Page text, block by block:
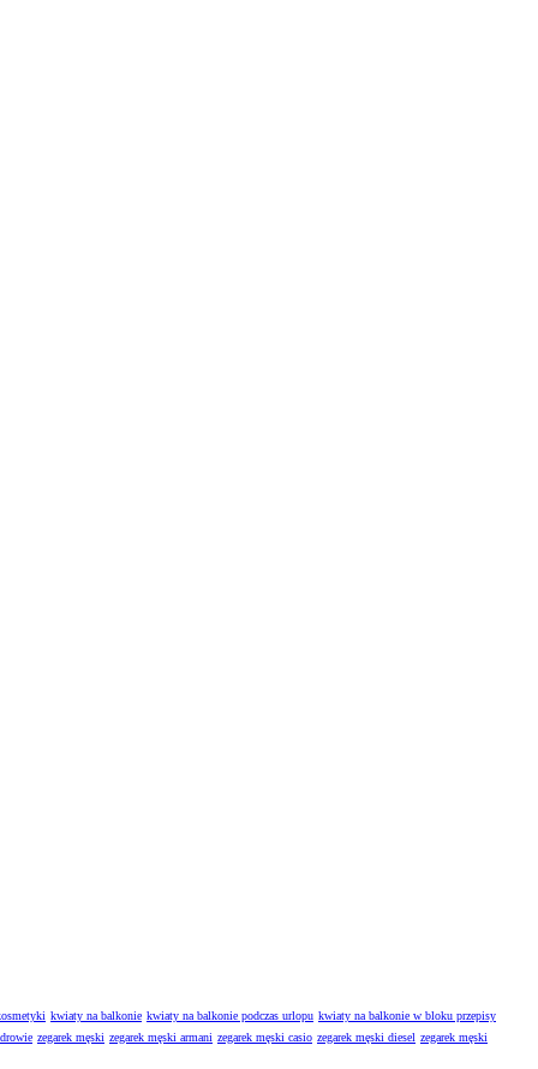
kwiaty na balkonie kwiaty na balkonie podczas urlopu kwiaty na balkonie w bloku przepisy
zegarek męski zegarek męski armani zegarek męski casio zegarek męski diesel zegarek męski